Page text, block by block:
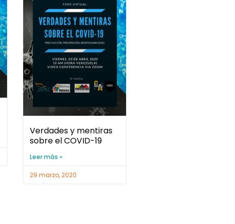
Verdades y mentiras
sobre el COVID-19
Leer más »
29 marzo, 2020